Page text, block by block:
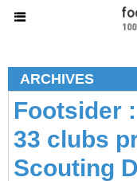
ARCHIVES
Footsider
33 clubs
Scouting